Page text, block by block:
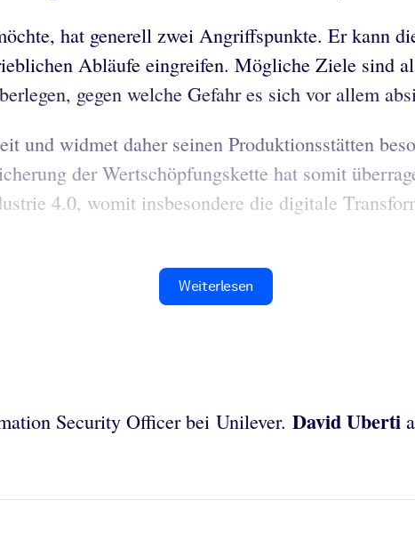
hat generell zwei Angriffspunkte. Er kann
Abläufe eingreifen. Mögliche Ziele sind
gegen welche Gefahr es sich vor allem
und widmet daher seinen Produktionsstätten
der Wertschöpfungskette hat somit
4.0, womit insbesondere die digitale
Weiterlesen
Security Officer bei Unilever. David Uberti